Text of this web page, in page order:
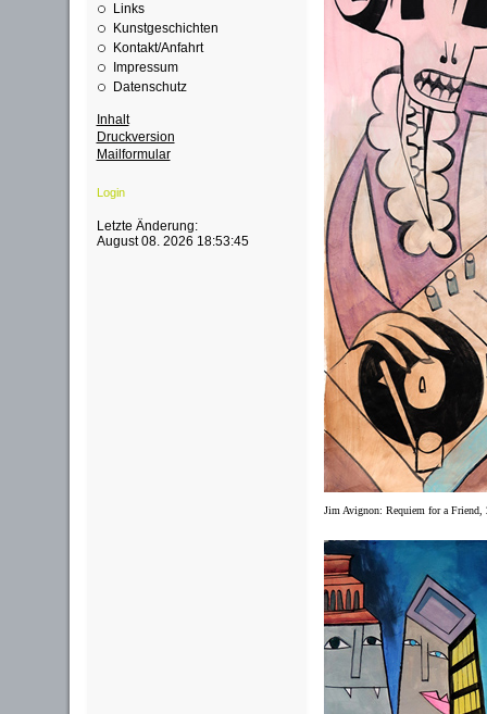
Links
Kunstgeschichten
Kontakt/Anfahrt
Impressum
Datenschutz
Inhalt
Druckversion
Mailformular
Login
Letzte Änderung:
August 08. 2026 18:53:45
Jim Avignon: Requiem for a